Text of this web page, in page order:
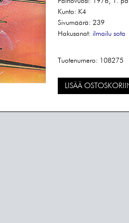
Kunto: K4
Sivumäärä: 239
Hakusanat: ilmailu sota
Tuotenumero: 108275
LISÄÄ